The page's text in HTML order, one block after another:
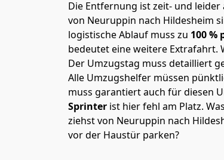
Die Entfernung ist zeit- und
von Neuruppin nach Hildesheim
logistische Ablauf muss zu 100 %
bedeutet eine weitere Extrafahrt.
Der Umzugstag muss detailliert
Alle Umzugshelfer müssen
muss garantiert auch für diesen
Sprinter ist hier fehl am Platz.
ziehst von Neuruppin nach
vor der Haustür parken?